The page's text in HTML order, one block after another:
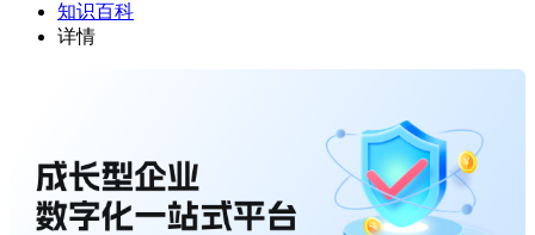
知识百科
详情